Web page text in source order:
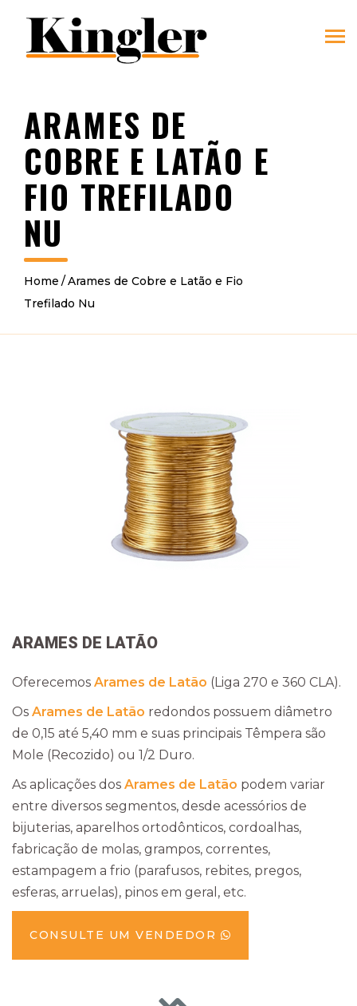
ARAMES DE
COBRE E LATÃO E
FIO TREFILADO
NU
Home
Arames de Cobre e Latão e Fio
Trefilado Nu
ARAMES DE LATÃO
Oferecemos Arames de Latão (Liga 270 e 360 CLA).
Os Arames de Latão redondos possuem diâmetro
de 0,15 até 5,40 mm e suas principais Têmpera são
Mole (Recozido) ou 1/2 Duro.
As aplicações dos Arames de Latão podem variar
entre diversos segmentos, desde acessórios de
bijuterias, aparelhos ortodônticos, cordoalhas,
fabricação de molas, grampos, correntes,
estampagem a frio (parafusos, rebites, pregos,
esferas, arruelas), pinos em geral, etc.
CONSULTE UM VENDEDOR